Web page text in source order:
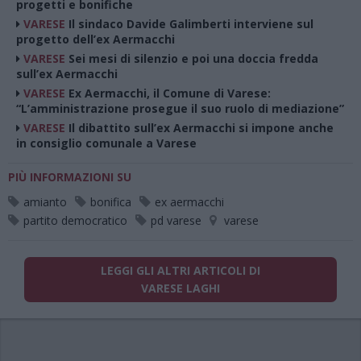
progetti e bonifiche
VARESE Il sindaco Davide Galimberti interviene sul
progetto dell’ex Aermacchi
VARESE Sei mesi di silenzio e poi una doccia fredda
sull’ex Aermacchi
VARESE Ex Aermacchi, il Comune di Varese:
“L’amministrazione prosegue il suo ruolo di mediazione”
VARESE Il dibattito sull’ex Aermacchi si impone anche
in consiglio comunale a Varese
PIÙ INFORMAZIONI SU
amianto
bonifica
ex aermacchi
partito democratico
pd varese varese
LEGGI GLI ALTRI ARTICOLI DI
VARESE LAGHI